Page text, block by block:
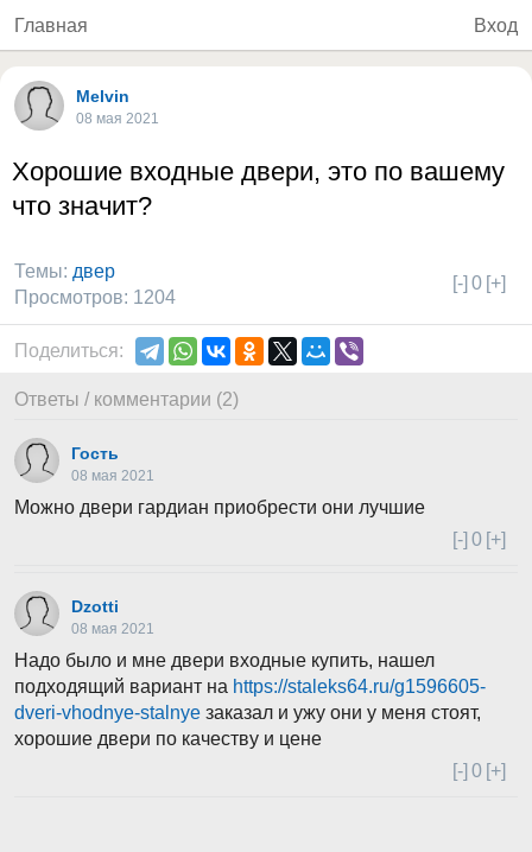
Главная Вход
Melvin
08 мая 2021
Хорошие входные двери, это по вашему
что значит?
[-] 0 [+]
Темы: двер
Просмотров: 1204
Поделиться:
Ответы / комментарии (2)
Гость
08 мая 2021
Можно двери гардиан приобрести они лучшие
[-] 0 [+]
Dzotti
08 мая 2021
Надо было и мне двери входные купить, нашел
подходящий вариант на https://staleks64.ru/g1596605-
dveri-vhodnye-stalnye заказал и ужу они у меня стоят,
хорошие двери по качеству и цене
[-] 0 [+]